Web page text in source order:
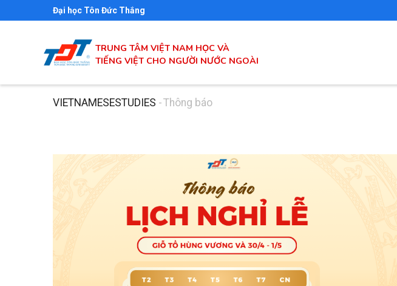
Đại học Tôn Đức Thắng
TRUNG TÂM VIỆT NAM HỌC VÀ
TIẾNG VIỆT CHO NGƯỜI NƯỚC NGOÀI
Breadcrumb
VIETNAMESESTUDIES -Thông báo